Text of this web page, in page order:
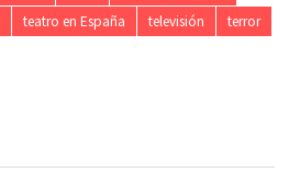
teatro en España televisión
terror